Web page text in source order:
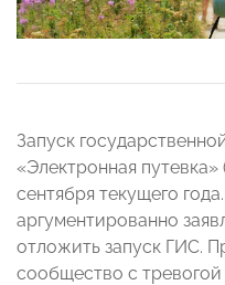
Запуск
«Электронная
сентября текущего
аргументированно
отложить запуск ГИС.
сообщество с тревогой